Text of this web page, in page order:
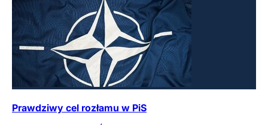
Prawdziwy cel rozłamu w PiS